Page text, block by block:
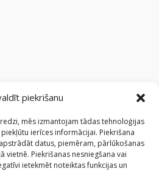
piekrišanu
mēs izmantojam tādas tehnoloģijas
ierīces informācijai. Piekrišana
datus, piemēram, pārlūkošanas
vietnē. Piekrišanas nesniegšana vai
ietekmēt noteiktas funkcijas un